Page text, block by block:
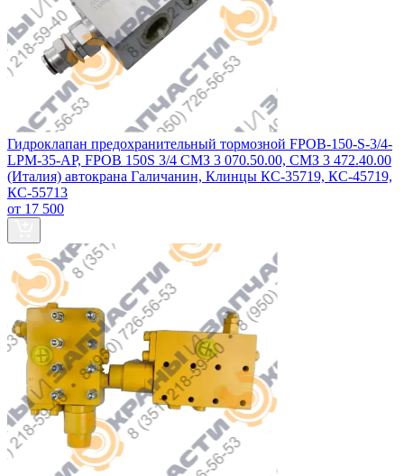
Гидроклапан предохранительный тормозной FPOB-150-S-3/4-
LPM-35-АР, FPOB 150S 3/4 СМЗ 3 070.50.00, СМЗ 3 472.40.00
(Италия) автокрана Галичанин, Клинцы КС-35719, КС-45719,
КС-55713
от 17 500